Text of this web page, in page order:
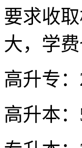
要求收
大，学费
高升专
高升本